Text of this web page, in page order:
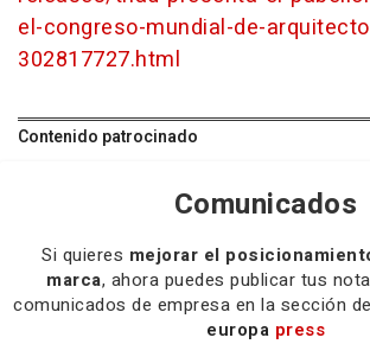
el-congreso-mundial-de-
302817727.html
Contenido patrocinado
Comunicados
Si quieres mejorar el
marca, ahora puedes publicar tus
comunicados de empresa en la sección
europa press